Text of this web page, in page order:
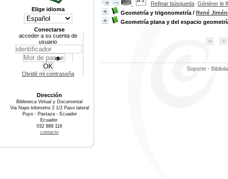
Refinar búsqueda Générer le
Geometría y trigonometría / René
Geometría plana y del espacio
Soporte -
Elige idioma
Conectarse
acceder a su cuenta de
usuario
Olvidé mi contraseña
Dirección
Biblioteca Virtual y Documental
Via Napo kilometro 2 1/2 Paso lateral
Puyo - Pastaza - Ecuador
Ecuador
032 889 118
contacto